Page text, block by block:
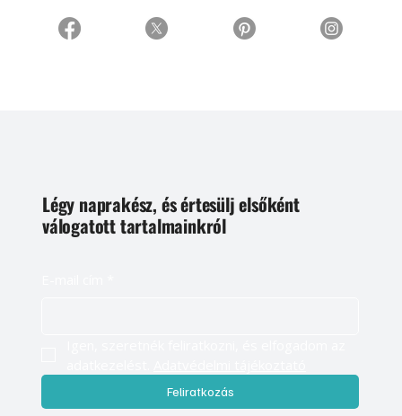
Légy naprakész, és értesülj elsőként
válogatott tartalmainkról
Feliratkozás